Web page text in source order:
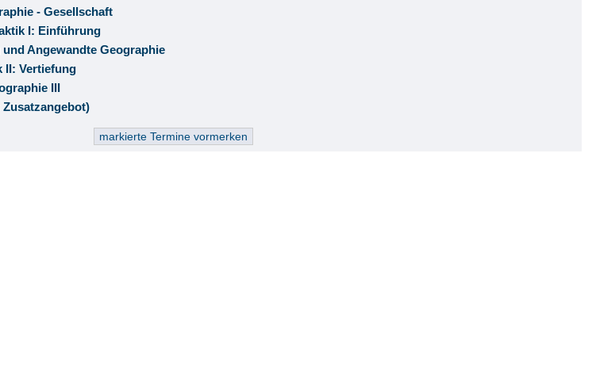
- Gesellschaft
I: Einführung
Angewandte Geographie
II: Vertiefung
III